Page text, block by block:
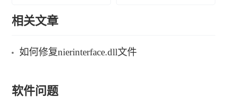
相关文章
如何修复nierinterface.dll文件
软件问题